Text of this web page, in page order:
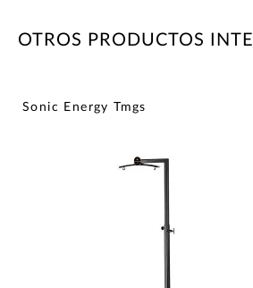
OTROS PRODUCTOS
Sonic Energy Tmgs